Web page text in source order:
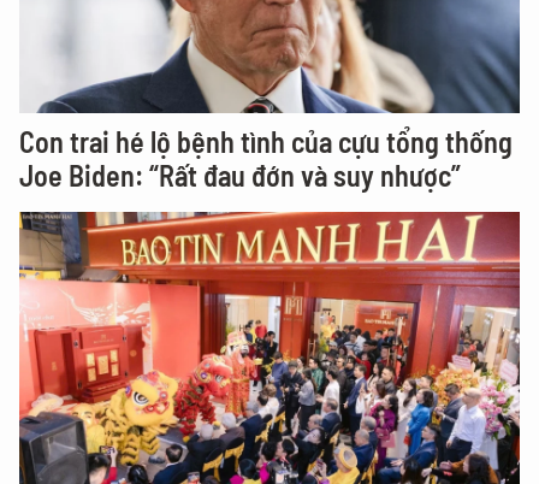
Con trai hé lộ bệnh tình của cựu tổng thống
Joe Biden: “Rất đau đớn và suy nhược”